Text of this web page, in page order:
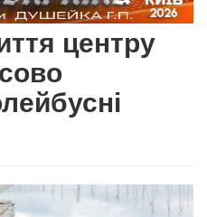
центру